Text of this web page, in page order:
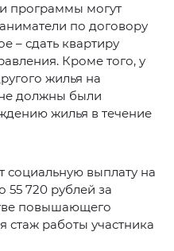
программы могут
по договору
– сдать квартиру
Кроме того, у
жилья на
должны были
жилья в течение
социальную выплату на
55 720 рублей за
повышающего
стаж работы участника